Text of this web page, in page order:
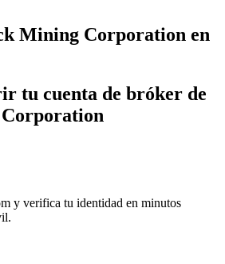
Mining Corporation en
tu cuenta de bróker de
y verifica tu identidad en minutos